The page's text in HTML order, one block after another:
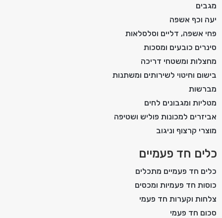
מגבים
יעה וכף אשפה
פחי אשפה, דליים וסלסלאות
סינרים כובעים ומסכות
מחצלות ומשטחי דריכה
בישום וחיטוי לשירותים ומשתנות
מברשות
מטליות ומגבונים לחים
אביזרים למכונות פוליש ושטיפה
מוצרי קרצוף וניגוב
כלים חד פעמיים
כלים חד פעמיים מתכלים
כוסות חד פעמיות ומכסים
צלחות וקערות חד פעמי
סכום חד פעמי